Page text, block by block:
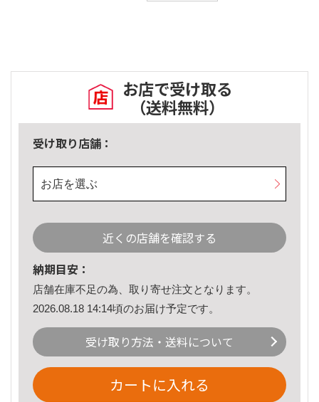
お店で受け取る
（送料無料）
受け取り店舗：
お店を選ぶ
近くの店舗を確認する
納期目安：
店舗在庫不足の為、取り寄せ注文となります。
2026.08.18 14:14頃のお届け予定です。
受け取り方法・送料について
カートに入れる